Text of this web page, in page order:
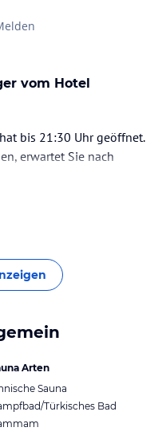
vom Hotel
bis 21:30 Uhr geöffnet.
erwartet Sie nach
Hauptrestaurant.
wünschen Ihnen einen
Arten
Sauna
Türkisches Bad